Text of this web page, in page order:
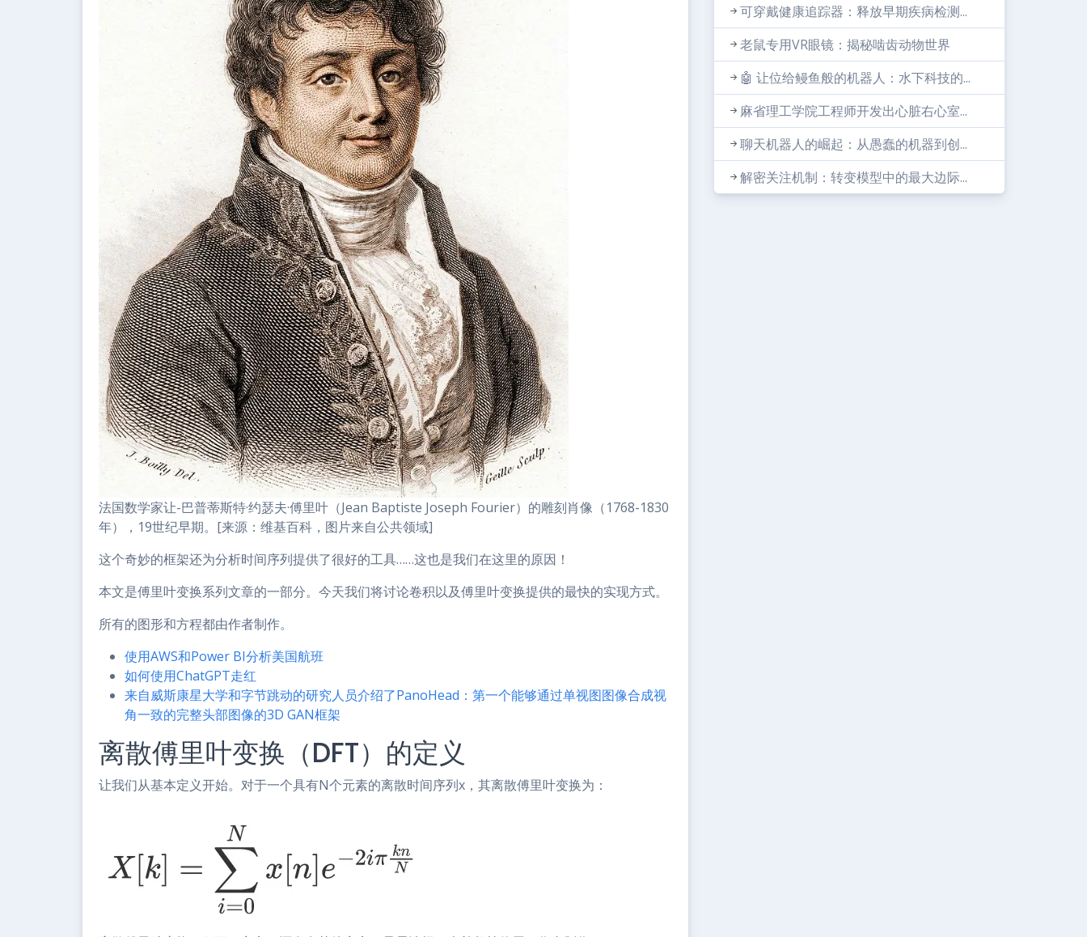
法国数学家让-巴普蒂斯特·约瑟夫·傅里叶（Jean Baptiste Joseph Fourier）的雕刻肖像（1768-1830
年），19世纪早期。[来源：维基百科，图片来自公共领域]
这个奇妙的框架还为分析时间序列提供了很好的工具……这也是我们在这里的原因！
本文是傅里叶变换系列文章的一部分。今天我们将讨论卷积以及傅里叶变换提供的最快的实现方式。
所有的图形和方程都由作者制作。
使用AWS和Power BI分析美国航班
如何使用ChatGPT走红
来自威斯康星大学和字节跳动的研究人员介绍了PanoHead：第一个能够通过单视图图像合成视
角一致的完整头部图像的3D GAN框架
离散傅里叶变换（DFT）的定义
让我们从基本定义开始。对于一个具有N个元素的离散时间序列x，其离散傅里叶变换为：
可穿戴健康追踪器：释放早期疾病检测...
老鼠专用VR眼镜：揭秘啮齿动物世界
🤖 让位给鳗鱼般的机器人：水下科技的...
麻省理工学院工程师开发出心脏右心室...
聊天机器人的崛起：从愚蠢的机器到创...
解密关注机制：转变模型中的最大边际...